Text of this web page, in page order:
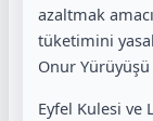
azaltmak
tüketimini
Onur
Eyfel Kulesi ve